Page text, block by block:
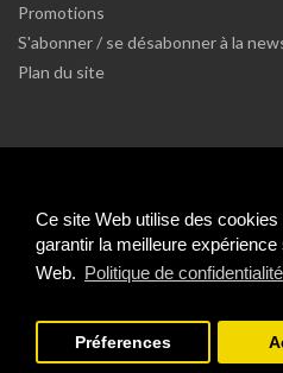
Ce site Web utilise des cookies
garantir la meilleure
Web. Politique de confidentialité
Préferences
Promotions
S'abonner / se désabonner à la
Plan du site
Powered by Dupuis Informatique et